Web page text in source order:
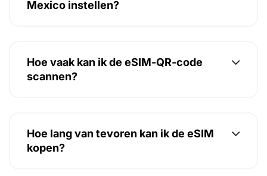
Mexico instellen?
Hoe vaak kan ik de eSIM-QR-code
scannen?
Hoe lang van tevoren kan ik de eSIM
kopen?